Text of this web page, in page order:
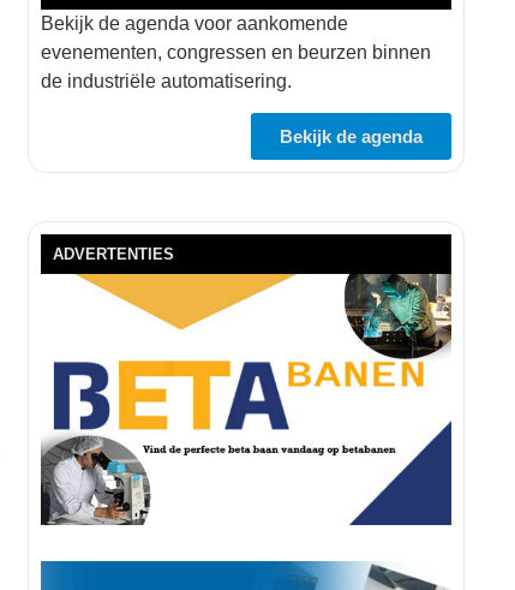
Bekijk de agenda voor aankomende
evenementen, congressen en beurzen binnen
de industriële automatisering.
Bekijk de agenda
ADVERTENTIES